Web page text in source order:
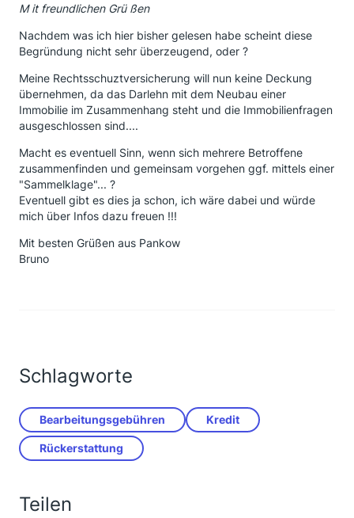
M it freundlichen Grü ßen
Nachdem was ich hier bisher gelesen habe scheint diese
Begründung nicht sehr überzeugend, oder ?
Meine Rechtsschuztversicherung will nun keine Deckung
übernehmen, da das Darlehn mit dem Neubau einer
Immobilie im Zusammenhang steht und die Immobilienfragen
ausgeschlossen sind....
Macht es eventuell Sinn, wenn sich mehrere Betroffene
zusammenfinden und gemeinsam vorgehen ggf. mittels einer
"Sammelklage"... ?
Eventuell gibt es dies ja schon, ich wäre dabei und würde
mich über Infos dazu freuen !!!
Mit besten Grüßen aus Pankow
Bruno
Schlagworte
Bearbeitungsgebühren Kredit
Rückerstattung
Teilen